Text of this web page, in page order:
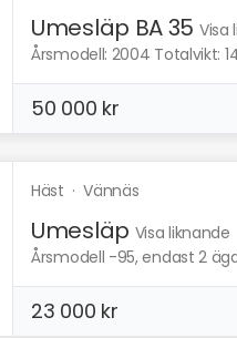
Umesläp BA 35 Visa
Årsmodell: 2004 Totalvikt:
50 000 kr
Häst ·Vännäs
Umesläp Visa liknande
Årsmodell -95, endast 2
23 000 kr